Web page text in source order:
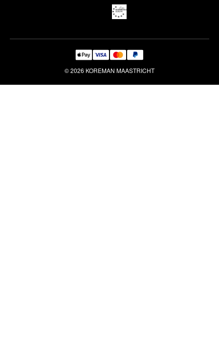
© 2026 KOREMAN MAASTRICHT